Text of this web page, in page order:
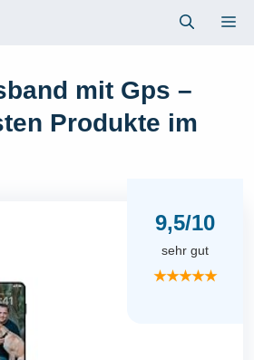
mit Gps –
Produkte im
9,5/10
sehr gut
★★★★★